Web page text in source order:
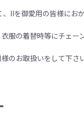
IIを御愛用の皆様にお
服の着替時等にチェー
のお取扱いをして下さ